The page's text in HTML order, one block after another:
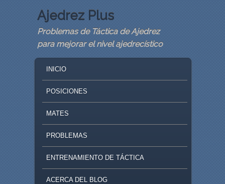
Ajedrez Plus
Problemas de Táctica de Ajedrez
para mejorar el nivel ajedrecístico
SKIP TO PRIMARY CONTENT
SKIP TO SECONDARY CONTENT
INICIO
POSICIONES
MATES
PROBLEMAS
ENTRENAMIENTO DE TÁCTICA
ACERCA DEL BLOG